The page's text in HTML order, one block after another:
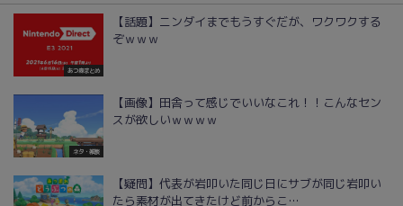
あつ森まとめ
【話題】ニンダイまでもうすぐだが、ワクワクする
ぞｗｗｗ
ネタ・雑談
【画像】田舎って感じでいいなこれ！！こんなセン
スが欲しいｗｗｗｗ
【疑問】代表が岩叩いた同じ日にサブが同じ岩叩い
たら素材が出てきたけど前からこ…